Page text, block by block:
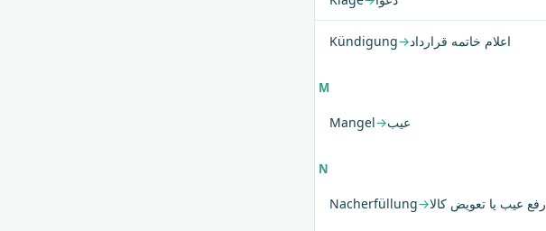
Kündigung→اعلام خاتمه قرارداد
M
Mangel→عیب
N
Nacherfüllung→رفع عیب یا تعویض کالا